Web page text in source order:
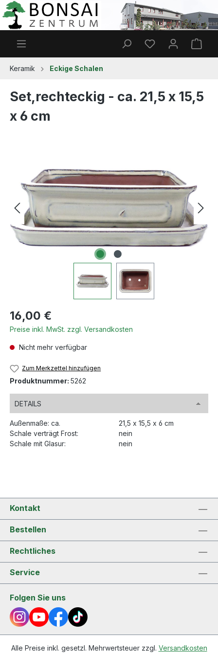
Zum Hauptinhalt springen
Du hast 0
Keramik Eckige Schalen
Set,rechteckig - ca. 21,5 x 15,5
x 6 cm
Regulärer Preis:
16,00 €
Preise inkl. MwSt. zzgl. Versandkosten
Nicht mehr verfügbar
Zum Merkzettel hinzufügen
Produktnummer: 5262
DETAILS
Außenmaße: ca.
21,5 x 15,5 x 6 cm
Schale verträgt Frost:
nein
Schale mit Glasur:
nein
Kontakt
Bestellen
Rechtliches
Service
Folgen Sie uns
Alle Preise inkl. gesetzl. Mehrwertsteuer zzgl. Versandkosten